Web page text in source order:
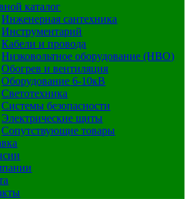
каталог
Инженерная сантехника
Инструментарий
Кабели и провода
Низковольтное оборудование (НВО)
Обогрев и вентиляция
Оборудование 6-10кВ
Светотехника
Системы безопасности
Электрические щиты
Сопутствующие товары